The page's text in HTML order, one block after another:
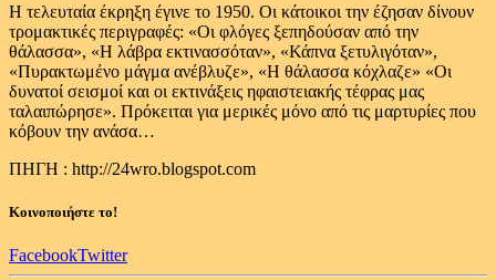
Η τελευταία έκρηξη έγινε το 1950. Οι κάτοικοι την έζησαν δίνουν
τρομακτικές περιγραφές: «Οι φλόγες ξεπηδούσαν από την
θάλασσα», «Η λάβρα εκτινασσόταν», «Κάπνα ξετυλιγόταν»,
«Πυρακτωμένο μάγμα ανέβλυζε», «Η θάλασσα κόχλαζε» «Οι
δυνατοί σεισμοί και οι εκτινάξεις ηφαιστειακής τέφρας μας
ταλαιπώρησε». Πρόκειται για μερικές μόνο από τις μαρτυρίες που
κόβουν την ανάσα…
ΠΗΓΗ : http://24wro.blogspot.com
Κοινοποιήστε το!
FacebookTwitter